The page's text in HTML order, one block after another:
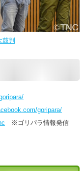
判
goripara/
※ゴリパラ情報発信